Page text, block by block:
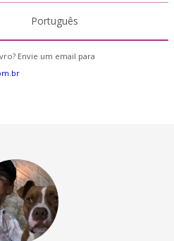
Português
Envie um email para